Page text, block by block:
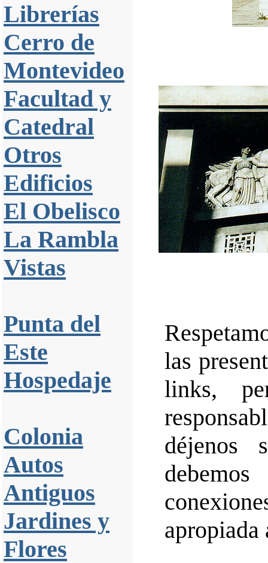
Librerías
Cerro de
Montevideo
Facultad y
Catedral
Otros
Edificios
El Obelisco
La Rambla
Vistas
Punta del
Este
Hospedaje
Colonia
Autos
Antiguos
Jardines y
Flores
las
links,
déjenos
apropiada